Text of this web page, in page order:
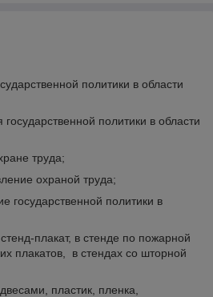
политики в области
политики в области
труда;
охраной труда;
государственной политики в
плакат, в стенде по пожарной
плакатов, в стендах со шторной
пластик, пленка,